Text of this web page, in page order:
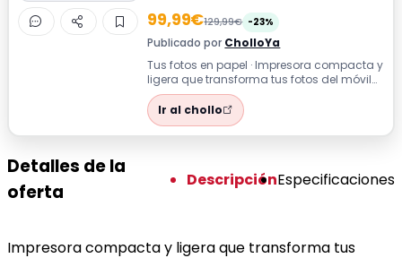
99,99€129,99€ -23%
Publicado por CholloYa
Tus fotos en papel · Impresora compacta y
ligera que transforma tus fotos del móvil
en recuerdos físicos. Compatible ...
Ir al chollo
Detalles de la
oferta
DescripciónEspecificaciones
Impresora compacta y ligera que transforma tus